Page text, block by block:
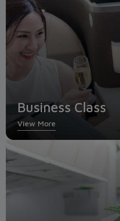
Business Class
View More